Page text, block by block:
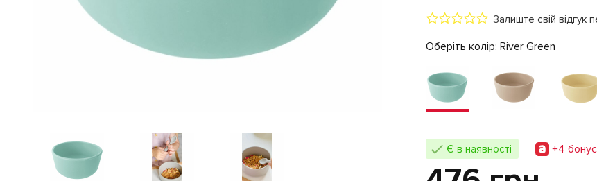
Залиште свій відгук
Оберіть колір: River Green
Є в наявності +4